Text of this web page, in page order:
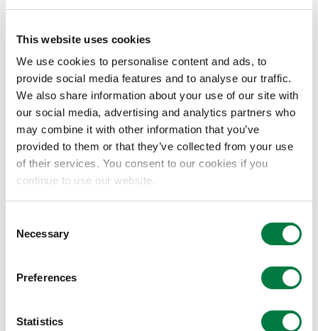
This website uses cookies
We use cookies to personalise content and ads, to
provide social media features and to analyse our traffic.
We also share information about your use of our site with
our social media, advertising and analytics partners who
may combine it with other information that you’ve
provided to them or that they’ve collected from your use
of their services. You consent to our cookies if you
continue to use our website.
Selection
Necessary
Preferences
Statistics
ージは利用不可）
サイズ 横幅317.5×奥行600mm
お会計までの流れ お客様が購入商品のバーコ
空中ディスプレイとは
ル操作可能なディスプレイのことで、①ディスプレイ、
の各モジュールで構成されています。
三井化学のシール材「ストラクトボンド®」とは